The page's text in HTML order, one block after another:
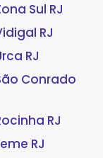
Sul RJ
RJ
RJ
Conrado
RJ
RJ